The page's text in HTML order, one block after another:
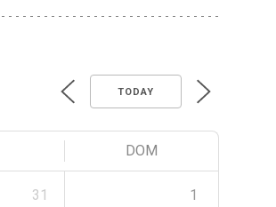
TODAY
DOM
31 1